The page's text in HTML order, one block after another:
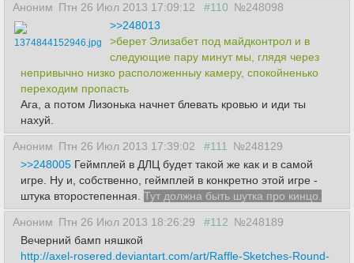
Аноним Птн 26 Июл 2013 17:09:12 #110 №248098
1374844152946.jpg
>>248013
>берет Элизабет под майдконтрол и в
следующие пару минут мы, глядя через
непривычно низко расположенныу камеру, спокойненько
переходим пропасть
Ага, а потом Лизонька начнет блевать кровью и иди ты
нахуй.
Аноним Птн 26 Июл 2013 17:39:02 #111
№248129
>>248005 Геймплей в ДЛЦ будет такой же как и в самой
игре. Ну и, собственно, геймплей в конкретно этой игре -
штука второстепенная. Тут должна быть шутка про кинцо.
Аноним Птн 26 Июл 2013 18:26:29 #112 №248189
Вечерний бамп няшкой
http://axel-rosered.deviantart.com/art/Raffle-Sketches-Round-